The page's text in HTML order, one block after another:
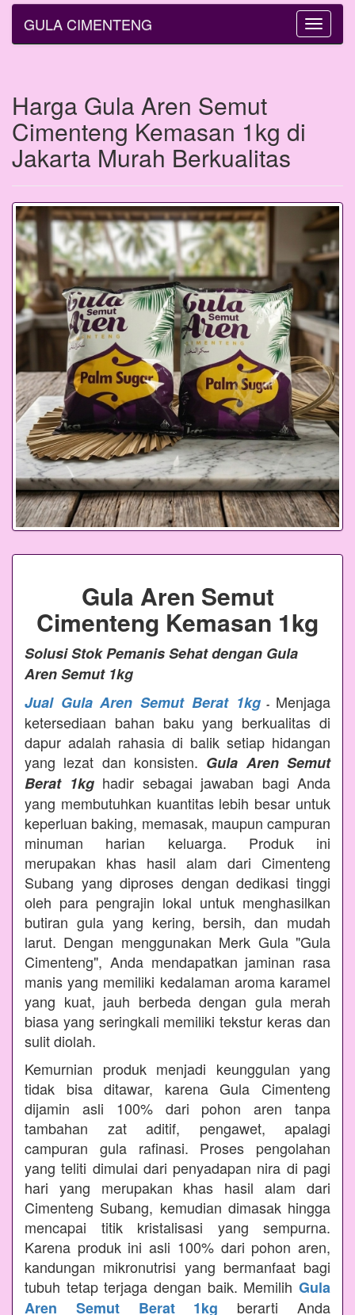
Toggle
GULA CIMENTENG
Harga Gula Aren Semut
Cimenteng Kemasan 1kg di
Jakarta Murah Berkualitas
Gula Aren Semut
Cimenteng Kemasan 1kg
Solusi Stok Pemanis Sehat dengan Gula
Aren Semut 1kg
Jual Gula Aren Semut Berat 1kg- Menjaga
ketersediaan bahan baku yang berkualitas di
dapur adalah rahasia di balik setiap hidangan
yang lezat dan konsisten. Gula Aren Semut
Berat 1kghadir sebagai jawaban bagi Anda
yang membutuhkan kuantitas lebih besar untuk
keperluan baking, memasak, maupun campuran
minuman harian keluarga. Produk ini
merupakan khas hasil alam dari Cimenteng
Subang yang diproses dengan dedikasi tinggi
oleh para pengrajin lokal untuk menghasilkan
butiran gula yang kering, bersih, dan mudah
larut. Dengan menggunakan Merk Gula "Gula
Cimenteng", Anda mendapatkan jaminan rasa
manis yang memiliki kedalaman aroma karamel
yang kuat, jauh berbeda dengan gula merah
biasa yang seringkali memiliki tekstur keras dan
sulit diolah.
Kemurnian produk menjadi keunggulan yang
tidak bisa ditawar, karena Gula Cimenteng
dijamin asli 100% dari pohon aren tanpa
tambahan zat aditif, pengawet, apalagi
campuran gula rafinasi. Proses pengolahan
yang teliti dimulai dari penyadapan nira di pagi
hari yang merupakan khas hasil alam dari
Cimenteng Subang, kemudian dimasak hingga
mencapai titik kristalisasi yang sempurna.
Karena produk ini asli 100% dari pohon aren,
kandungan mikronutrisi yang bermanfaat bagi
tubuh tetap terjaga dengan baik. Memilih Gula
Aren Semut Berat 1kg berarti Anda